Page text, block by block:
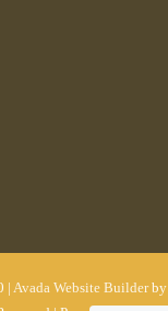
| Avada Website Builderby